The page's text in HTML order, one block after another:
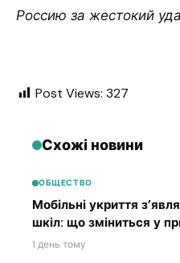
Россию за жестокий
Post Views: 327
Схожі новини
ОБЩЕСТВО
Мобільні укриття
шкіл: що зміниться у
1 день тому